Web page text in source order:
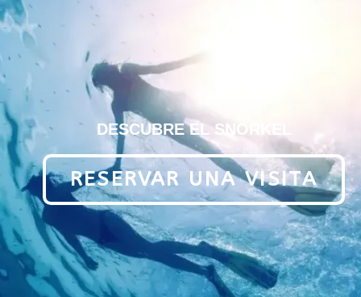
DESCUBRE EL SNORKEL
RESERVAR UNA VISITA